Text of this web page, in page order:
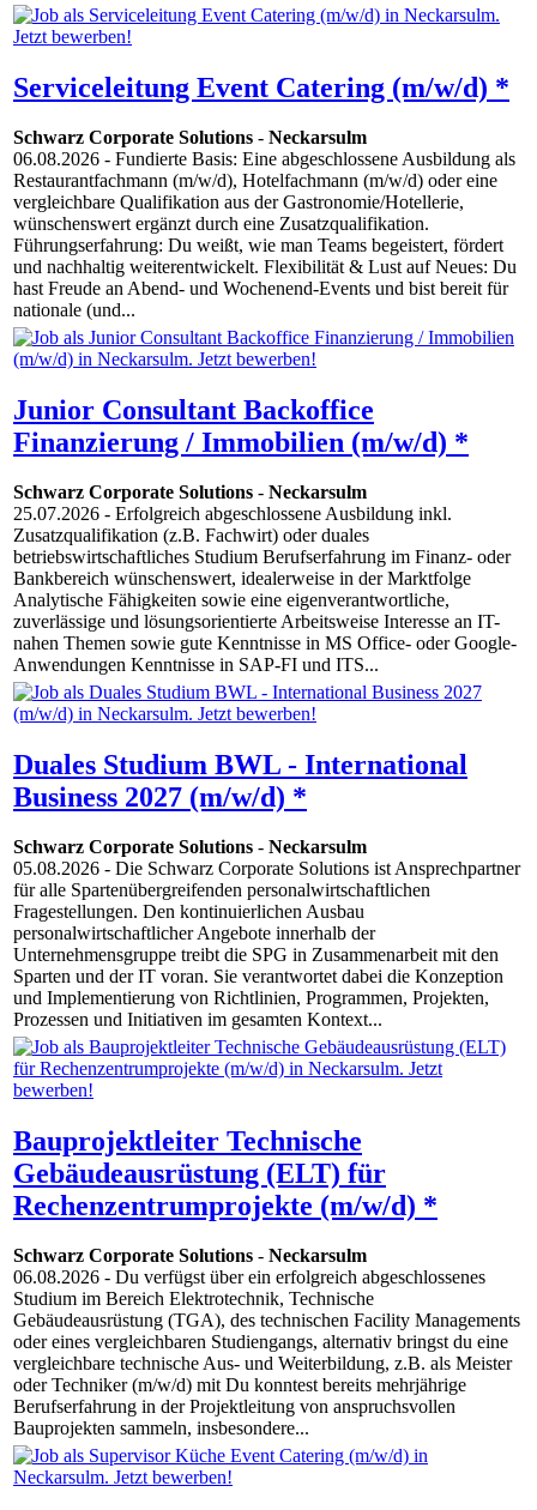
Serviceleitung Event Catering (m/w/d) *
Schwarz Corporate Solutions - Neckarsulm
06.08.2026 - Fundierte Basis: Eine abgeschlossene Ausbildung als
Restaurantfachmann (m/w/d), Hotelfachmann (m/w/d) oder eine
vergleichbare Qualifikation aus der Gastronomie/Hotellerie,
wünschenswert ergänzt durch eine Zusatzqualifikation.
Führungserfahrung: Du weißt, wie man Teams begeistert, fördert
und nachhaltig weiterentwickelt. Flexibilität & Lust auf Neues: Du
hast Freude an Abend- und Wochenend-Events und bist bereit für
nationale (und...
Junior Consultant Backoffice
Finanzierung / Immobilien (m/w/d) *
Schwarz Corporate Solutions - Neckarsulm
25.07.2026 - Erfolgreich abgeschlossene Ausbildung inkl.
Zusatzqualifikation (z.B. Fachwirt) oder duales
betriebswirtschaftliches Studium Berufserfahrung im Finanz- oder
Bankbereich wünschenswert, idealerweise in der Marktfolge
Analytische Fähigkeiten sowie eine eigenverantwortliche,
zuverlässige und lösungsorientierte Arbeitsweise Interesse an IT-
nahen Themen sowie gute Kenntnisse in MS Office- oder Google-
Anwendungen Kenntnisse in SAP-FI und ITS...
Duales Studium BWL - International
Business 2027 (m/w/d) *
Schwarz Corporate Solutions - Neckarsulm
05.08.2026 - Die Schwarz Corporate Solutions ist Ansprechpartner
für alle Spartenübergreifenden personalwirtschaftlichen
Fragestellungen. Den kontinuierlichen Ausbau
personalwirtschaftlicher Angebote innerhalb der
Unternehmensgruppe treibt die SPG in Zusammenarbeit mit den
Sparten und der IT voran. Sie verantwortet dabei die Konzeption
und Implementierung von Richtlinien, Programmen, Projekten,
Prozessen und Initiativen im gesamten Kontext...
Bauprojektleiter Technische
Gebäudeausrüstung (ELT) für
Rechenzentrumprojekte (m/w/d) *
Schwarz Corporate Solutions - Neckarsulm
06.08.2026 - Du verfügst über ein erfolgreich abgeschlossenes
Studium im Bereich Elektrotechnik, Technische
Gebäudeausrüstung (TGA), des technischen Facility Managements
oder eines vergleichbaren Studiengangs, alternativ bringst du eine
vergleichbare technische Aus- und Weiterbildung, z.B. als Meister
oder Techniker (m/w/d) mit Du konntest bereits mehrjährige
Berufserfahrung in der Projektleitung von anspruchsvollen
Bauprojekten sammeln, insbesondere...